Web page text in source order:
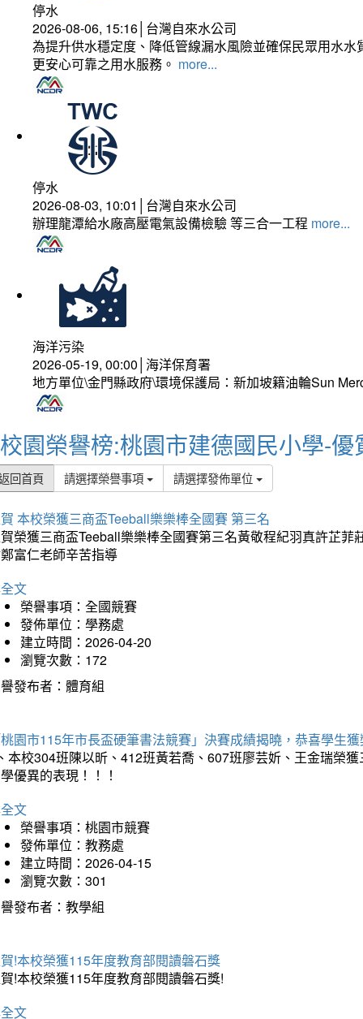
停水
2026-08-06, 15:16│台灣自來水公司
為提升供水穩定度、降低管線漏水風險並確保民眾用水
更安心可靠之用水服務。 more...
停水
2026-08-03, 10:01│台灣自來水公司
辦理龍潭給水廠高壓電氣設備檢驗 等三合一工程 more...
海洋污染
2026-05-19, 00:00│海洋保育署
地方單位\金門縣政府\環境保護局：新加坡籍油輪Sun
校園榮譽榜:桃園市建德國民小學-優
回首頁 請選擇榮譽事項 請選擇發佈單位
本校榮獲三商盃Teeball樂樂棒全國賽 第三名
榮獲三商盃Teeball樂樂棒全國賽第三名黃敬程紀羽真許芷
富仁老師辛苦指導
文
榮譽事項：全國競賽
發佈單位：學務處
建立時間：2026-04-20
瀏覽次數：172
發布者：體育組
園市115年市長盃硬筆書法競賽」決賽成績揭曉，恭喜學生
本校304班陳以昕、412班黃若喬、607班廖芸妡、王金瑞榮
優異的表現！！！
文
榮譽事項：桃園市競賽
發佈單位：教務處
建立時間：2026-04-15
瀏覽次數：301
發布者：教學組
!本校榮獲115年度教育部閱讀磐石獎
!本校榮獲115年度教育部閱讀磐石獎!
文